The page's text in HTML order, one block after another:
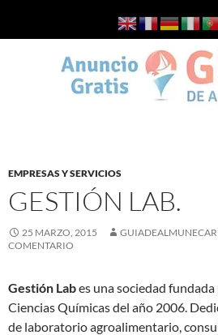
Guía de Almuñécar
EMPRESAS Y SERVICIOS
GESTIÓN LAB.
25 MARZO, 2015 GUIADEALMUNECAR
COMENTARIO
Gestión Labes una sociedad
Ciencias Químicas del año 2006.
de laboratorio agroalimentario,